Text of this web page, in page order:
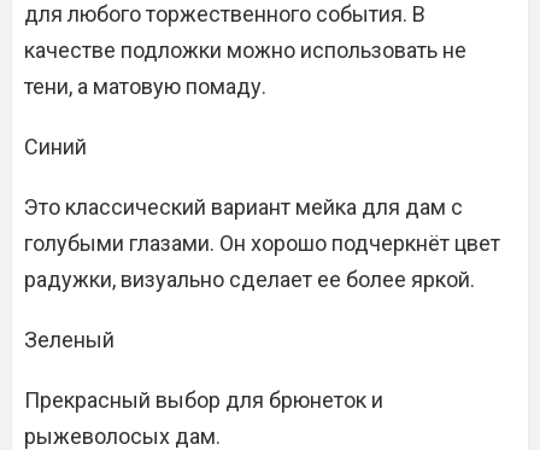
для любого торжественного события. В
качестве подложки можно использовать не
тени, а матовую помаду.
Синий
Это классический вариант мейка для дам с
голубыми глазами. Он хорошо подчеркнёт цвет
радужки, визуально сделает ее более яркой.
Зеленый
Прекрасный выбор для брюнеток и
рыжеволосых дам.